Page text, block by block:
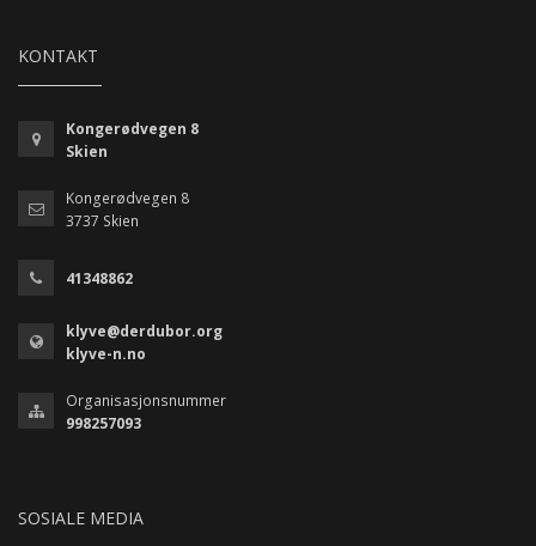
KONTAKT
Kongerødvegen 8
Skien
Kongerødvegen 8
3737 Skien
41348862
klyve@derdubor.org
klyve-n.no
Organisasjonsnummer
998257093
SOSIALE MEDIA